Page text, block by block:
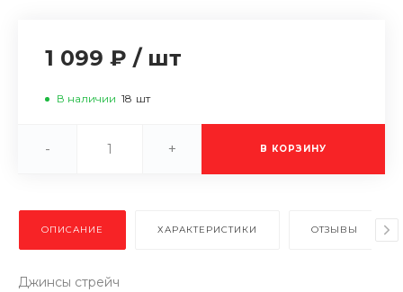
1 099 ₽ / шт
В наличии 18 шт
- + В КОРЗИНУ
ОПИСАНИЕ ХАРАКТЕРИСТИКИ ОТЗЫВЫ
Джинсы стрейч